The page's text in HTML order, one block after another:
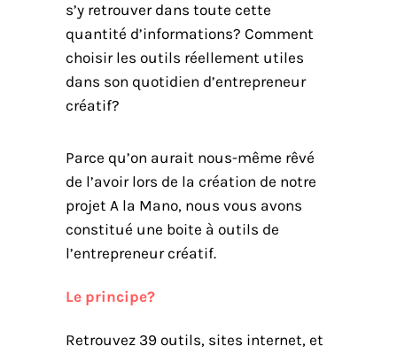
s’y retrouver dans toute cette
quantité d’informations? Comment
choisir les outils réellement utiles
dans son quotidien d’entrepreneur
créatif?
Parce qu’on aurait nous-même rêvé
de l’avoir lors de la création de notre
projet A la Mano, nous vous avons
constitué une boite à outils de
l’entrepreneur créatif.
Le principe?
Retrouvez 39 outils, sites internet, et